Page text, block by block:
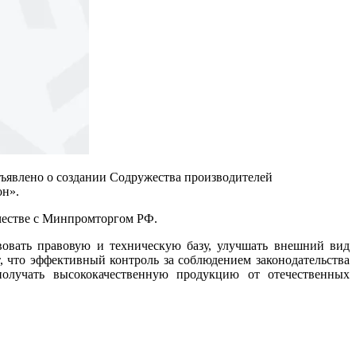
о создании Содружества производителей
с Минпромторгом РФ.
правовую и техническую базу, улучшать внешний вид
эффективный контроль за соблюдением законодательства
высококачественную продукцию от отечественных